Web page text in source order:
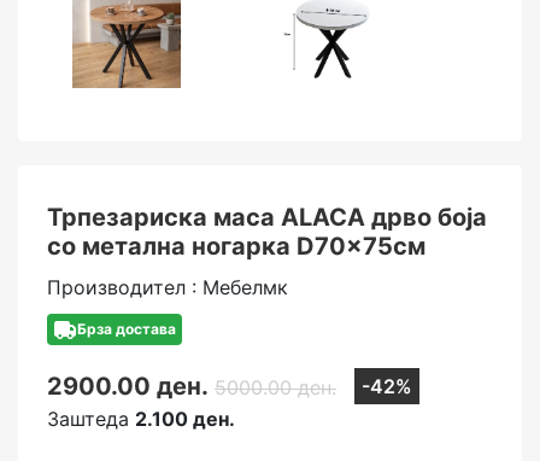
Трпезариска маса ALACA дрво боја
со метална ногарка D70x75cм
Производител : Мебелмк
Брза достава
2900.00 ден. 5000.00 ден.
-42%
Заштеда 2.100 ден.